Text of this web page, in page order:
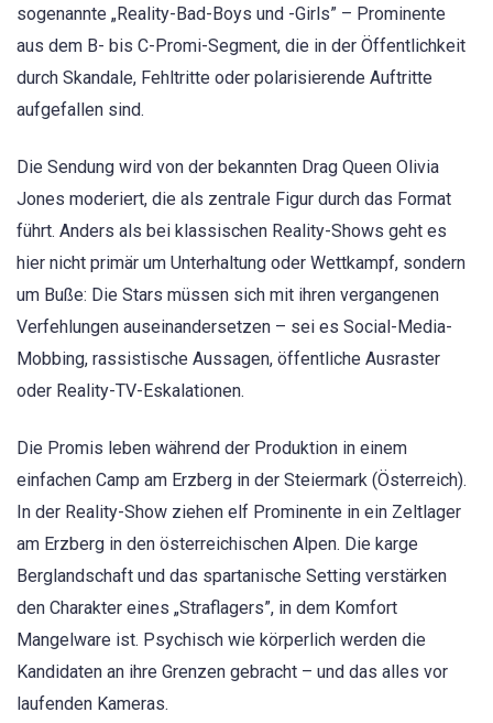
sogenannte „Reality-Bad-Boys und -Girls” – Prominente
aus dem B- bis C-Promi-Segment, die in der Öffentlichkeit
durch Skandale, Fehltritte oder polarisierende Auftritte
aufgefallen sind.
Die Sendung wird von der bekannten Drag Queen Olivia
Jones moderiert, die als zentrale Figur durch das Format
führt. Anders als bei klassischen Reality-Shows geht es
hier nicht primär um Unterhaltung oder Wettkampf, sondern
um Buße: Die Stars müssen sich mit ihren vergangenen
Verfehlungen auseinandersetzen – sei es Social-Media-
Mobbing, rassistische Aussagen, öffentliche Ausraster
oder Reality-TV-Eskalationen.
Die Promis leben während der Produktion in einem
einfachen Camp am Erzberg in der Steiermark (Österreich).
In der Reality-Show ziehen elf Prominente in ein Zeltlager
am Erzberg in den österreichischen Alpen. Die karge
Berglandschaft und das spartanische Setting verstärken
den Charakter eines „Straflagers”, in dem Komfort
Mangelware ist. Psychisch wie körperlich werden die
Kandidaten an ihre Grenzen gebracht – und das alles vor
laufenden Kameras.